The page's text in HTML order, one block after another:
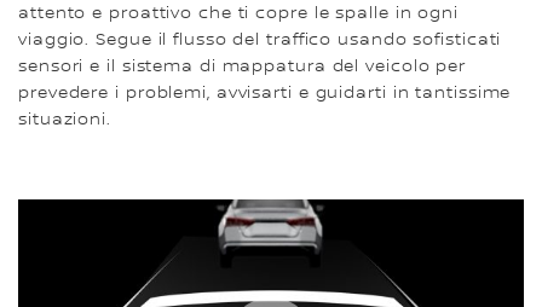
attento e proattivo che ti copre le spalle in ogni
viaggio. Segue il flusso del traffico usando sofisticati
sensori e il sistema di mappatura del veicolo per
prevedere i problemi, avvisarti e guidarti in tantissime
situazioni.